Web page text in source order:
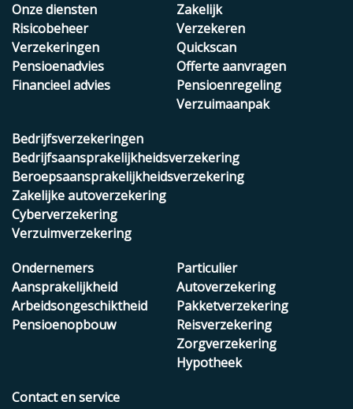
Onze diensten
Risicobeheer
Verzekeringen
Pensioenadvies
Financieel advies
Zakelijk
Verzekeren
Quickscan
Offerte aanvragen
Pensioenregeling
Verzuimaanpak
Bedrijfsverzekeringen
Bedrijfsaansprakelijkheidsverzekering
Beroepsaansprakelijkheidsverzekering
Zakelijke autoverzekering
Cyberverzekering
Verzuimverzekering
Ondernemers
Aansprakelijkheid
Arbeidsongeschiktheid
Pensioenopbouw
Particulier
Autoverzekering
Pakketverzekering
Reisverzekering
Zorgverzekering
Hypotheek
Contact en service